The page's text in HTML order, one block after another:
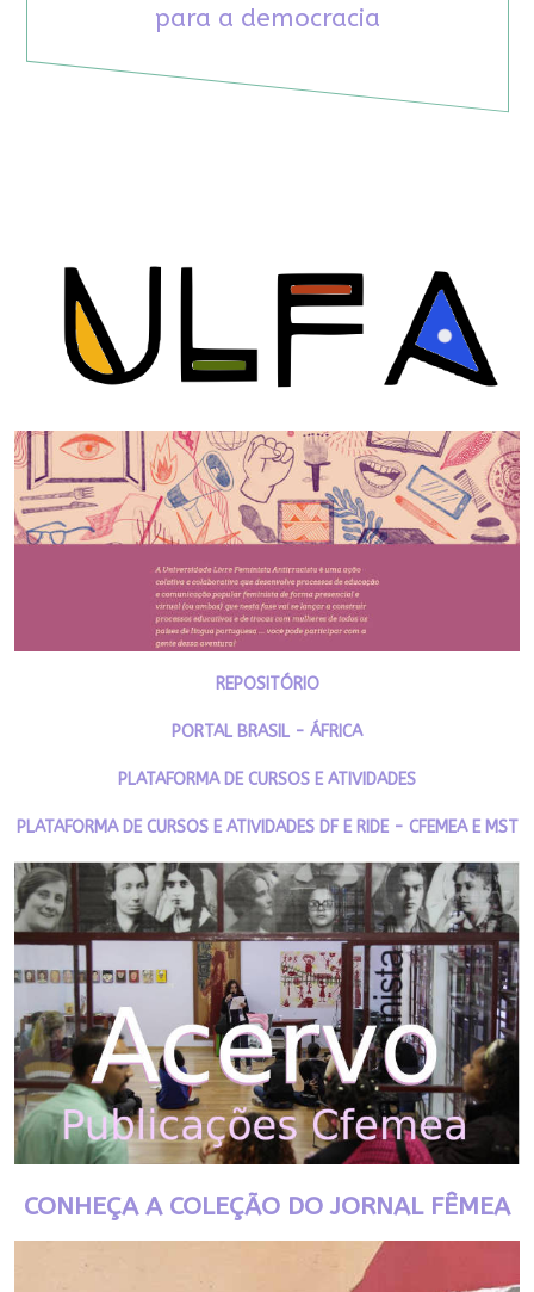
para a democracia
REPOSITÓRIO
PORTAL BRASIL - ÁFRICA
PLATAFORMA DE CURSOS E ATIVIDADES
PLATAFORMA DE CURSOS E ATIVIDADES DF E RIDE - CFEMEA E MST
CONHEÇA A COLEÇÃO DO JORNAL FÊMEA